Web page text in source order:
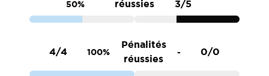
50%
réussies
3/5
4/4 100%
Pénalités
réussies
- 0/0